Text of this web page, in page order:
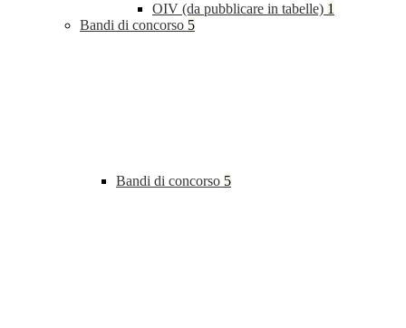
OIV (da pubblicare in tabelle) 1
Bandi di concorso 5
Bandi di concorso 5